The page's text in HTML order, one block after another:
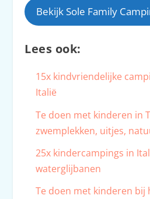
Bekijk Sole Family
Lees ook:
15x kindvriendelijke
Italië
Te doen met kinderen in
zwemplekken, uitjes,
25x kindercampings in
waterglijbanen
Te doen met kinderen bij